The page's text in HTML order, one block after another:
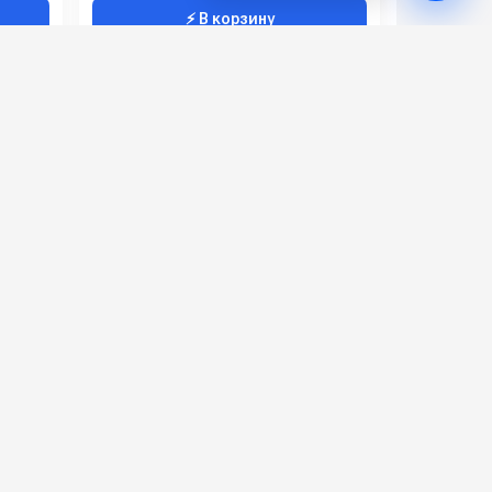
⚡ В корзину